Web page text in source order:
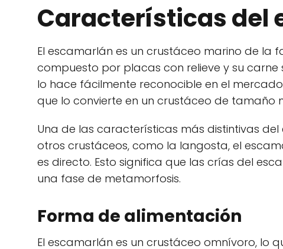
Características del
El escamarlán es un crustáceo marino de la
compuesto por placas con relieve y su carne
lo hace fácilmente reconocible en el
que lo convierte en un crustáceo de tamaño
Una de las características más distintivas
otros crustáceos, como la langosta, el
es directo. Esto significa que las crías del
una fase de metamorfosis.
Forma de alimentación
El escamarlán es un crustáceo omnívoro, lo